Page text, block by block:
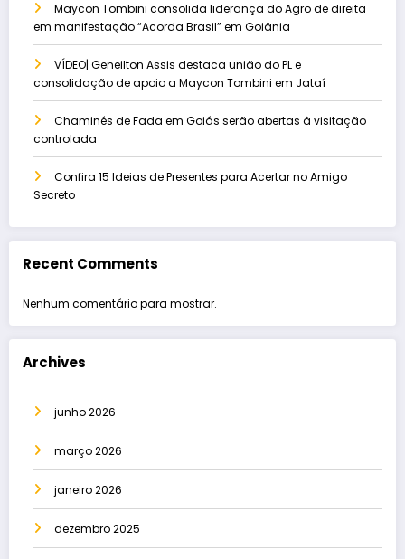
Maycon Tombini consolida liderança do Agro de direita
em manifestação “Acorda Brasil” em Goiânia
VÍDEO| Geneilton Assis destaca união do PL e
consolidação de apoio a Maycon Tombini em Jataí
Chaminés de Fada em Goiás serão abertas à visitação
controlada
Confira 15 Ideias de Presentes para Acertar no Amigo
Secreto
Recent Comments
Nenhum comentário para mostrar.
Archives
junho 2026
março 2026
janeiro 2026
dezembro 2025